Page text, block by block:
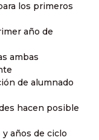
los primeros
año de
ambas
de alumnado
hacen posible
y años de ciclo